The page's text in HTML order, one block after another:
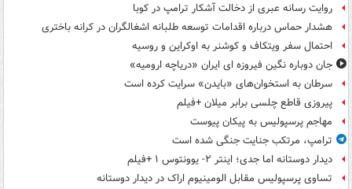
روایت رسانه عبری از دخالت آشکار ترامپ در کوبا
هشدار حماس درباره اقدامات توسعه طلبانه اشغالگران در کرانه باختری
احتمال سفر ویتکاف و کوشنر به اوکراین و روسیه
جان دوباره نگین فیروزه ای ایران «دریاچه ارومیه»
سرطان به استخوان‌های «بایدن» سرایت کرده است
پیروزی قاطع چلسی برابر میلان +فیلم
مهاجم پرسپولیس به پیکان پیوست
ترامپ، مرتکب جنایت جنگی شده است
دیدار دوستانه اما جدی؛ اینتر ۲- یوونتوس ۱ +فیلم
تساوی پرسپولیس مقابل الومینیوم اراک در دیدار دوستانه